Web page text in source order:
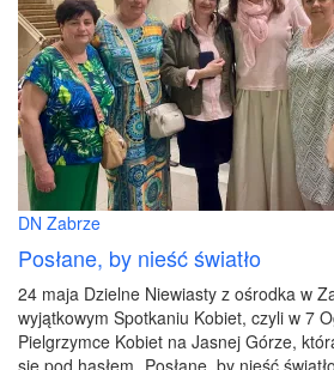
DN Zabrze
Posłane, by nieść światło
24 maja Dzielne Niewiasty z ośrodka w
wyjątkowym Spotkaniu Kobiet, czyli w 7
Pielgrzymce Kobiet na Jasnej Górze,
się pod hasłem „Posłane, by nieść